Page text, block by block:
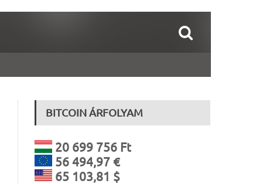
BITCOIN ÁRFOLYAM
20 699 756 Ft
56 494,97 €
65 103,81 $